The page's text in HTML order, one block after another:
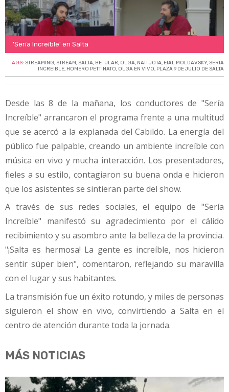
'Sería Increíble' en Salta
TAGS: STREAMING, STREAM, SALTA, BETULAR, OLGA, NATI JOTA, EIAL MOLDAVSKY, SERIA
INCREIBLE, HOMERO PETTINATO, OLGA EN VIVO, PLAZA 9 DE JULIO DE SALTA
Desde las 8 de la mañana, los conductores de "Sería
Increíble" arrancaron el programa frente a una multitud
que se acercó a la explanada del Cabildo. La energía del
público fue palpable, creando un ambiente increíble con
música en vivo y mucha interacción. Los presentadores,
fieles a su estilo, contagiaron su buena onda e hicieron
que los asistentes se sintieran parte del show.
A través de sus redes sociales, el equipo de "Sería
Increíble" manifestó su agradecimiento por el cálido
recibimiento y su asombro ante la belleza de la provincia.
"¡Salta es hermosa! La gente es increíble, nos hicieron
sentir súper bien", comentaron, reflejando su maravilla
con el lugar y sus habitantes.
La transmisión fue un éxito rotundo, y miles de personas
siguieron el show en vivo, convirtiendo a Salta en el
centro de atención durante toda la jornada.
MÁS NOTICIAS